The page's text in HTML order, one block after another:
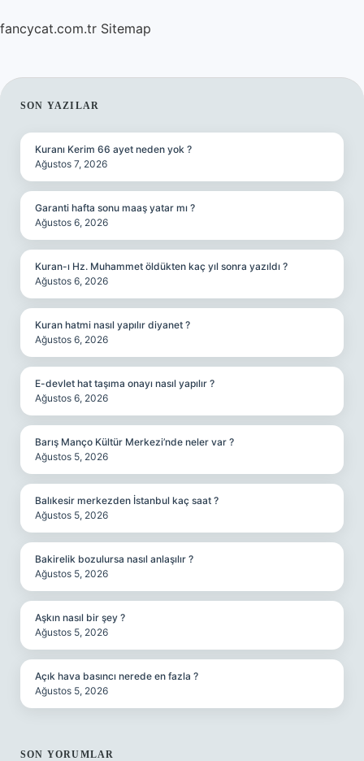
fancycat.com.tr Sitemap
SIDEBAR
SON YAZILAR
Kuranı Kerim 66 ayet neden yok ?
Ağustos 7, 2026
Garanti hafta sonu maaş yatar mı ?
Ağustos 6, 2026
Kuran-ı Hz. Muhammet öldükten kaç yıl sonra yazıldı ?
Ağustos 6, 2026
Kuran hatmi nasıl yapılır diyanet ?
Ağustos 6, 2026
E-devlet hat taşıma onayı nasıl yapılır ?
Ağustos 6, 2026
Barış Manço Kültür Merkezi’nde neler var ?
Ağustos 5, 2026
Balıkesir merkezden İstanbul kaç saat ?
Ağustos 5, 2026
Bakirelik bozulursa nasıl anlaşılır ?
Ağustos 5, 2026
Aşkın nasıl bir şey ?
Ağustos 5, 2026
Açık hava basıncı nerede en fazla ?
Ağustos 5, 2026
SON YORUMLAR